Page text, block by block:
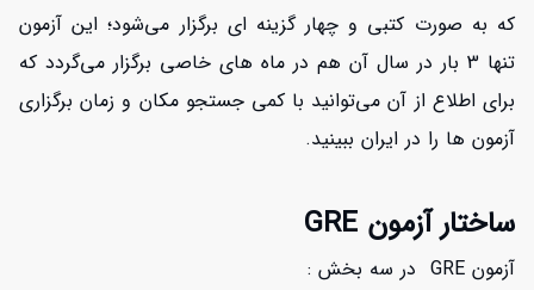
که به صورت کتبی و چهار گزینه ای برگزار می‌شود؛ این آزمون
تنها 3 بار در سال آن هم در ماه های خاصی برگزار می‌گردد که
برای اطلاع از آن می‌توانید با کمی جستجو مکان و زمان برگزاری
آزمون ها را در ایران ببینید.
ساختار آزمون GRE
آزمون GRE در سه بخش :